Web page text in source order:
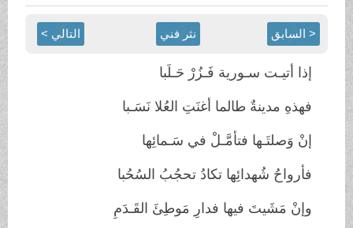
< السابق نثر فني التالي >
إذا أتيـت سـورية فَـزُرْ حَـلَبا
فهذهِ مدينةٌ طالما أغنَتِ العُلا نَسَـبا
إنْ وَصلتَـها فتأمَّـلْ في سَـمائِها
فأرواحُ شُهدائِها تكادُ تحجُبُ السُحُبا
وإنْ مَشَيتَ فيها فدارِ مَوطِئَ القَـدَمِ